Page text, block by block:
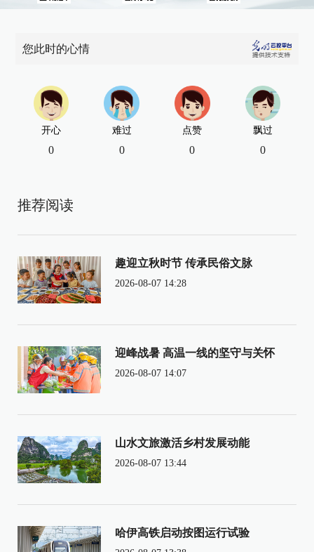
您此时的心情
开心
0
难过
0
点赞
0
飘过
0
推荐阅读
趣迎立秋时节 传承民俗文脉
2026-08-07 14:28
迎峰战暑 高温一线的坚守与关怀
2026-08-07 14:07
山水文旅激活乡村发展动能
2026-08-07 13:44
哈伊高铁启动按图运行试验